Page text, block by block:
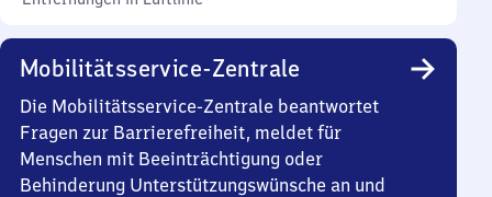
Mobilitätsservice-Zentrale
Die Mobilitätsservice-Zentrale beantwortet
Fragen zur Barrierefreiheit, meldet für
Menschen mit Beeinträchtigung oder
Behinderung Unterstützungswünsche an und